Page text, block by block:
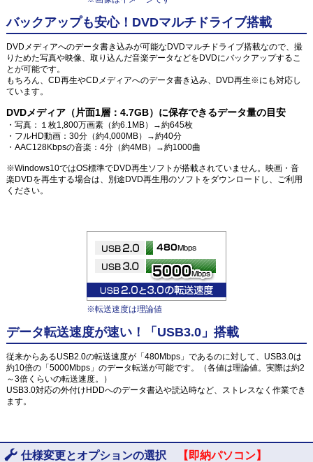
バックアップも安心！DVDマルチドライブ搭載
DVDメディアへのデータ書き込みが可能なDVDマルチドライブ搭載なので、撮
りためた写真や映像、取り込んだ音楽データなどをDVDにバックアップするこ
とが可能です。
もちろん、CD再生やCDメディアへのデータ書き込み、DVD再生※にも対応し
ています。
DVDメディア（片面1層：4.7GB）に保存できるデータ量の目安
・写真：１枚1,800万画素（約6.1MB）→約645枚
・フルHD動画：30分（約4,000MB）→約40分
・AAC128Kbpsの音楽：4分（約4MB）→約1000曲
※Windows10ではOS標準でDVD再生ソフトが搭載されていません。映画・音
楽DVDを再生する場合は、別途DVD再生用のソフトをダウンロードし、ご利用
ください。
※転送速度は理論値
データ転送速度が速い！「USB3.0」搭載
従来からあるUSB2.0の転送速度が「480Mbps」であるのに対して、USB3.0は
約10倍の「5000Mbps」のデータ転送が可能です。（各値は理論値。実際は約2
～3倍くらいの転送速度。）
USB3.0対応の外付けHDDへのデータ書込や読込時など、ストレスなく作業でき
ます。
仕様変更とオプションの選択
【即納パソコン】